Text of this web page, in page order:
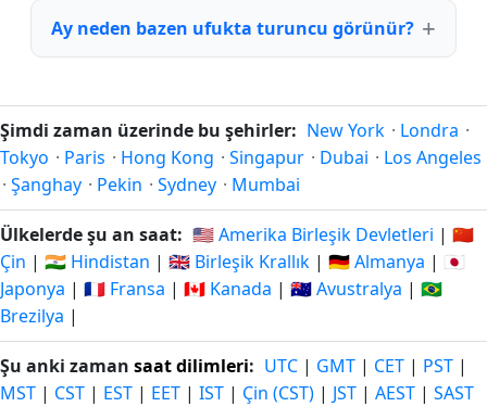
Ay neden bazen ufukta turuncu görünür?
Şimdi zaman üzerinde bu şehirler: New York · Londra ·
Tokyo · Paris · Hong Kong · Singapur · Dubai · Los Angeles
· Şanghay · Pekin · Sydney · Mumbai
Ülkelerde şu an saat: 🇺🇸 Amerika Birleşik Devletleri | 🇨🇳
Çin | 🇮🇳 Hindistan | 🇬🇧 Birleşik Krallık | 🇩🇪 Almanya | 🇯🇵
Japonya | 🇫🇷 Fransa | 🇨🇦 Kanada | 🇦🇺 Avustralya | 🇧🇷
Brezilya |
Şu anki zaman saat dilimleri: UTC | GMT | CET | PST |
MST | CST | EST | EET | IST | Çin (CST) | JST | AEST | SAST